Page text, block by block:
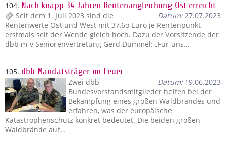
104. Nach knapp 34 Jahren Rentenangleichung Ost erreicht
Datum:27.07.2023
Seit dem 1. Juli 2023 sind die
Rentenwerte Ost und West mit 37,6o Euro je Rentenpunkt
erstmals seit der Wende gleich hoch. Dazu der Vorsitzende der
dbb m-v Seniorenvertretung Gerd Dümmel: „Für uns…
105. dbb Mandatsträger im Feuer
Datum:19.06.2023
Zwei dbb
Bundesvorstandsmitglieder helfen bei der
Bekämpfung eines großen Waldbrandes und
erfahren, was der europäische
Katastrophenschutz konkret bedeutet. Die beiden großen
Waldbrände auf…